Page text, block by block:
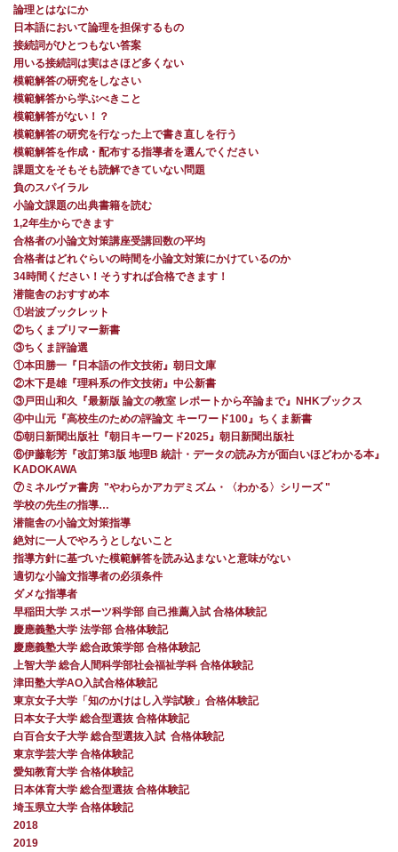
論理とはなにか
日本語において論理を担保するもの
接続詞がひとつもない答案
用いる接続詞は実はさほど多くない
模範解答の研究をしなさい
模範解答から学ぶべきこと
模範解答がない！？
模範解答の研究を行なった上で書き直しを行う
模範解答を作成・配布する指導者を選んでください
課題文をそもそも読解できていない問題
負のスパイラル
小論文課題の出典書籍を読む
1,2年生からできます
合格者の小論文対策講座受講回数の平均
合格者はどれぐらいの時間を小論文対策にかけているのか
34時間ください！そうすれば合格できます！
潜龍舎のおすすめ本
①岩波ブックレット
②ちくまプリマー新書
③ちくま評論選
①本田勝一『日本語の作文技術』朝日文庫
②木下是雄『理科系の作文技術』中公新書
③戸田山和久『最新版 論文の教室 レポートから卒論まで』NHKブックス
④中山元『高校生のための評論文 キーワード100』ちくま新書
⑤朝日新聞出版社『朝日キーワード2025』朝日新聞出版社
⑥伊藤彰芳『改訂第3版 地理B 統計・データの読み方が面白いほどわかる本』
KADOKAWA
⑦ミネルヴァ書房 "やわらかアカデミズム・〈わかる〉シリーズ "
学校の先生の指導…
潜龍舎の小論文対策指導
絶対に一人でやろうとしないこと
指導方針に基づいた模範解答を読み込まないと意味がない
適切な小論文指導者の必須条件
ダメな指導者
早稲田大学 スポーツ科学部 自己推薦入試 合格体験記
慶應義塾大学 法学部 合格体験記
慶應義塾大学 総合政策学部 合格体験記
上智大学 総合人間科学部社会福祉学科 合格体験記
津田塾大学AO入試合格体験記
東京女子大学「知のかけはし入学試験」合格体験記
日本女子大学 総合型選抜 合格体験記
白百合女子大学 総合型選抜入試 合格体験記
東京学芸大学 合格体験記
愛知教育大学 合格体験記
日本体育大学 総合型選抜 合格体験記
埼玉県立大学 合格体験記
2018
2019